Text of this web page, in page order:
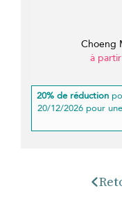
Choeng
à
20% de réduction
20/12/2026 pour